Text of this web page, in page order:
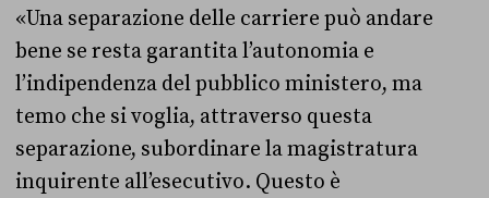
«Una separazione delle carriere può andare
bene se resta garantita l’autonomia e
l’indipendenza del pubblico ministero, ma
temo che si voglia, attraverso questa
separazione, subordinare la magistratura
inquirente all’esecutivo. Questo è